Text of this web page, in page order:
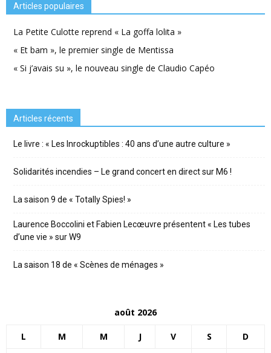
Articles populaires
La Petite Culotte reprend « La goffa lolita »
« Et bam », le premier single de Mentissa
« Si j’avais su », le nouveau single de Claudio Capéo
Articles récents
Le livre : « Les Inrockuptibles : 40 ans d’une autre culture »
Solidarités incendies – Le grand concert en direct sur M6 !
La saison 9 de « Totally Spies! »
Laurence Boccolini et Fabien Lecœuvre présentent « Les tubes
d’une vie » sur W9
La saison 18 de « Scènes de ménages »
août 2026
L M M J V S D